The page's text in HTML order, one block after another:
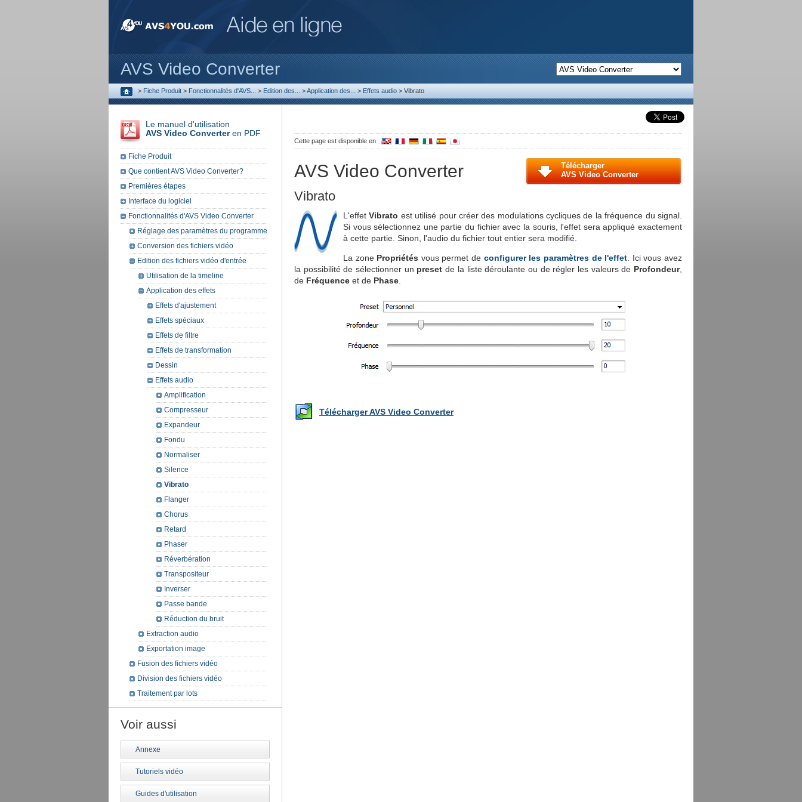
AVS Video Converter
> Fiche Produit > Fonctionnalités d'AVS... > Edition des... >Application des... > Effets audio > Vibrato
Cette page est disponible en
AVS Video Converter
Télécharger
AVS Video Converter
Vibrato
L'effetVibrato est utilisé pour créer des modulations cycliques de la fréquence du signal.
Si vous sélectionnez une partie du fichier avec la souris, l'effet sera appliqué exactement
à cette partie. Sinon, l'audio du fichier tout entier sera modifié.
La zone Propriétés vous permet de configurer les paramètres de l'effet . Ici vous avez
la possibilité de sélectionner un preset de la liste déroulante ou de régler les valeurs de Profondeur,
de Fréquence et de Phase
Télécharger AVS Video Converter
Le manuel d'utilisation
AVS Video Converteren PDF
Fiche Produit
Que contient AVS Video Converter?
Premières étapes
Interface du logiciel
Fonctionnalités d'AVS Video Converter
Réglage des paramètres du programme
Conversion des fichiers vidéo
Edition des fichiers vidéo d'entrée
Utilisation de la timeline
Application des effets
Effets d'ajustement
Effets spéciaux
Effets de filtre
Effets de transformation
Dessin
Effets audio
Amplification
Compresseur
Expandeur
Fondu
Normaliser
Silence
Vibrato
Flanger
Chorus
Retard
Phaser
Réverbération
Transpositeur
Inverser
Passe bande
Réduction du bruit
Extraction audio
Exportation image
Fusion des fichiers vidéo
Division des fichiers vidéo
Traitement par lots
Voir aussi
Annexe
Tutoriels vidéo
Guides d'utilisation